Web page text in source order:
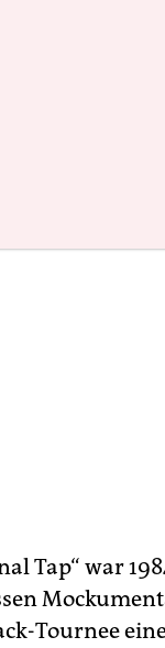
wird, ein
in seiner
und die
Tap“ war
Tournee